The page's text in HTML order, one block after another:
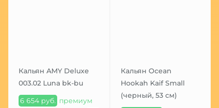
Кальян AMY Deluxe
003.02 Luna bk-bu
6 654 руб. премиум
Кальян Ocean
Hookah Kaif Small
(черный, 53 см)